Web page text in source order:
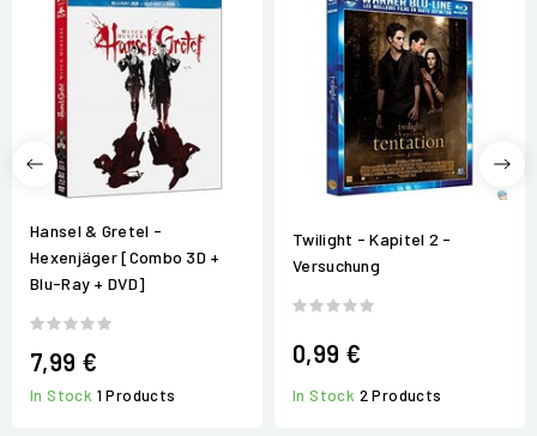
Hansel & Gretel -
Hexenjäger [Combo 3D +
Blu-Ray + DVD]
7,99 €
In Stock 1 Products
Twilight - Kapitel 2 -
Versuchung
0,99 €
In Stock 2 Products